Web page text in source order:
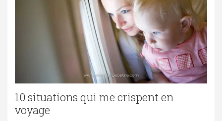
10 situations qui me crispent en
voyage